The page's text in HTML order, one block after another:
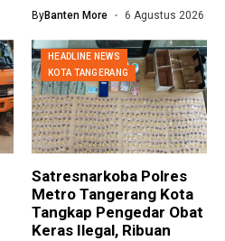
ByBanten More 6 Agustus 2026
HEADLINE NEWS
KOTA TANGERANG
Satresnarkoba Polres
Metro Tangerang Kota
Tangkap Pengedar Obat
Keras Ilegal, Ribuan